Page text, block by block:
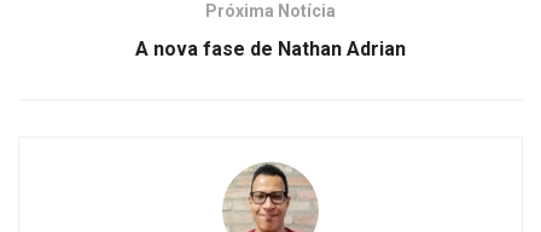
Próxima Notícia
A nova fase de Nathan Adrian